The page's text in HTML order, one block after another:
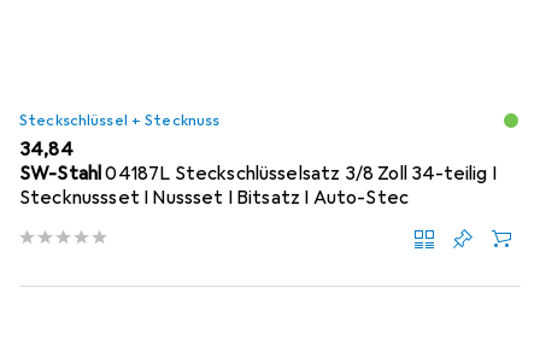
Steckschlüssel + Stecknuss
EUR
34,84
SW-Stahl04187L Steckschlüsselsatz 3/8 Zoll 34-teilig I
Stecknussset I Nussset I Bitsatz I Auto-Stec